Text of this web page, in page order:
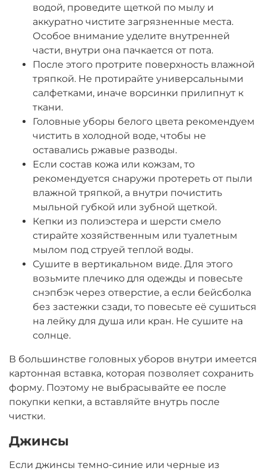
водой, проведите щеткой по мылу и
аккуратно чистите загрязненные места.
Особое внимание уделите внутренней
части, внутри она пачкается от пота.
После этого протрите поверхность влажной
тряпкой. Не протирайте универсальными
салфетками, иначе ворсинки прилипнут к
ткани.
Головные уборы белого цвета рекомендуем
чистить в холодной воде, чтобы не
оставались ржавые разводы.
Если состав кожа или кожзам, то
рекомендуется снаружи протереть от пыли
влажной тряпкой, а внутри почистить
мыльной губкой или зубной щеткой.
Кепки из полиэстера и шерсти смело
стирайте хозяйственным или туалетным
мылом под струей теплой воды.
Сушите в вертикальном виде. Для этого
возьмите плечико для одежды и повесьте
снэпбэк через отверстие, а если бейсболка
без застежки сзади, то повесьте её сушиться
на лейку для душа или кран. Не сушите на
солнце.
В большинстве головных уборов внутри имеется
картонная вставка, которая позволяет сохранить
форму. Поэтому не выбрасывайте ее после
покупки кепки, а вставляйте внутрь после
чистки.
Джинсы
Если джинсы темно-синие или черные из